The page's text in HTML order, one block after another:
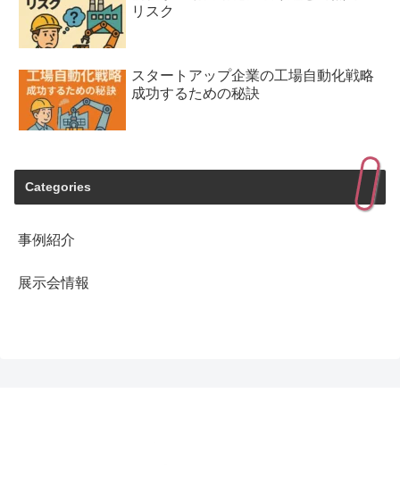
リスク
スタートアップ企業の工場自動化戦略
成功するための秘訣
Categories
事例紹介
展示会情報